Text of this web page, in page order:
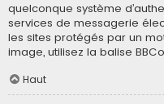
quelconque système
services de messagerie
les sites protégés par un
image, utilisez la balise
Haut